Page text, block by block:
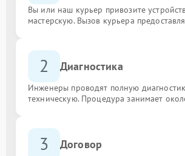
Вы или наш курьер привозите
мастерскую. Вызов курьера
2 Диагностика
Инженеры проводят полную
техническую. Процедура занимает
3 Договор